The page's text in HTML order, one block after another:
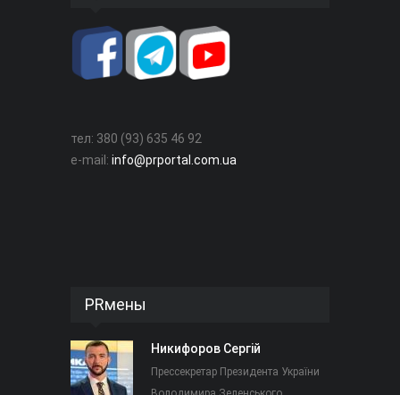
тел: 380 (93) 635 46 92
e-mail: info@prportal.com.ua
PRмены
Никифоров Сергій
Прессекретар Президента України